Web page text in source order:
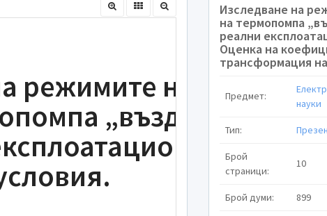
режимите на
„въздух-
Изследване на
на термопомпа
реални
Оценка на
трансформация
Предмет:
науки
Тип:
Брой
страници:
10
Брой думи: 899